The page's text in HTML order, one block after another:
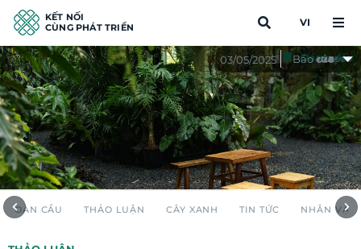
KẾT NỐI
CÙNG PHÁT TRIỂN
VI
TOÀN CẦU THẢO LUẬN CÂY XANH TIN TỨC NHÂN VẬT
Đánh dấu
03/05/2025 Báo cáo